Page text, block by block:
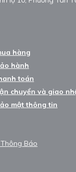
hàng
hành
toán
chuyển và giao
mật thông tin